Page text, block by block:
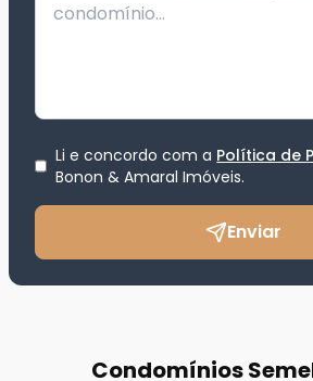
Li e concordo com a Política de
Bonon & Amaral Imóveis.
Enviar
Condomínios